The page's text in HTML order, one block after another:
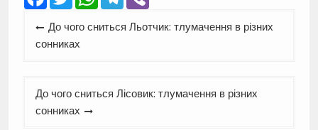
Навігація
записів
До чого сниться Льотчик: тлумачення в різних
сонниках
До чого сниться Лісовик: тлумачення в різних
сонниках